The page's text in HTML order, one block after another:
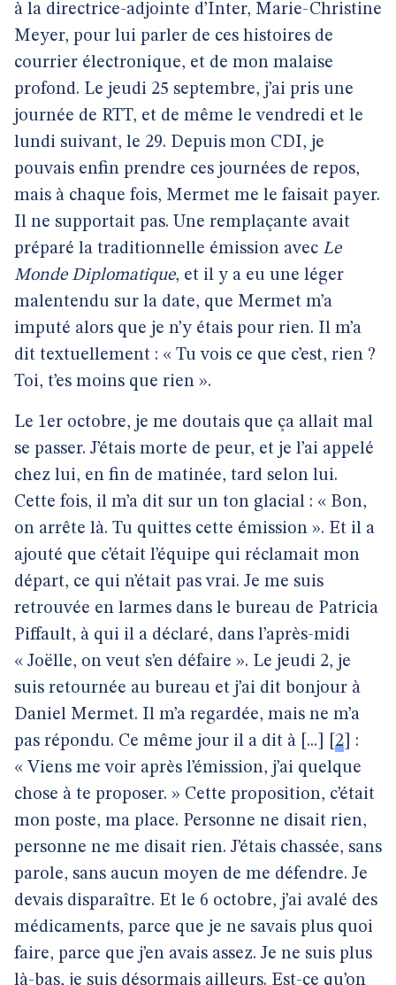
à la directrice-adjointe d’Inter, Marie-Christine
Meyer, pour lui parler de ces histoires de
courrier électronique, et de mon malaise
profond. Le jeudi 25 septembre, j’ai pris une
journée de RTT, et de même le vendredi et le
lundi suivant, le 29. Depuis mon CDI, je
pouvais enfin prendre ces journées de repos,
mais à chaque fois, Mermet me le faisait payer.
Il ne supportait pas. Une remplaçante avait
préparé la traditionnelle émission avec Le
Monde Diplomatique, et il y a eu une léger
malentendu sur la date, que Mermet m’a
imputé alors que je n’y étais pour rien. Il m’a
dit textuellement : « Tu vois ce que c’est, rien ?
Toi, t’es moins que rien ».
Le 1er octobre, je me doutais que ça allait mal
se passer. J’étais morte de peur, et je l’ai appelé
chez lui, en fin de matinée, tard selon lui.
Cette fois, il m’a dit sur un ton glacial : « Bon,
on arrête là. Tu quittes cette émission ». Et il a
ajouté que c’était l’équipe qui réclamait mon
départ, ce qui n’était pas vrai. Je me suis
retrouvée en larmes dans le bureau de Patricia
Piffault, à qui il a déclaré, dans l’après-midi
« Joëlle, on veut s’en défaire ». Le jeudi 2, je
suis retournée au bureau et j’ai dit bonjour à
Daniel Mermet. Il m’a regardée, mais ne m’a
pas répondu. Ce même jour il a dit à [...]
2
:
« Viens me voir après l’émission, j’ai quelque
chose à te proposer. » Cette proposition, c’était
mon poste, ma place. Personne ne disait rien,
personne ne me disait rien. J’étais chassée, sans
parole, sans aucun moyen de me défendre. Je
devais disparaître. Et le 6 octobre, j’ai avalé des
médicaments, parce que je ne savais plus quoi
faire, parce que j’en avais assez. Je ne suis plus
là-bas, je suis désormais ailleurs. Est-ce qu’on